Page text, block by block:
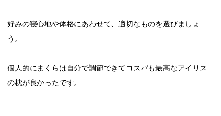
好みの寝心地や体格にあわせて、適切なものを選びましょ
う。
個人的にまくらは自分で調節できてコスパも最高なアイリス
の枕が良かったです。